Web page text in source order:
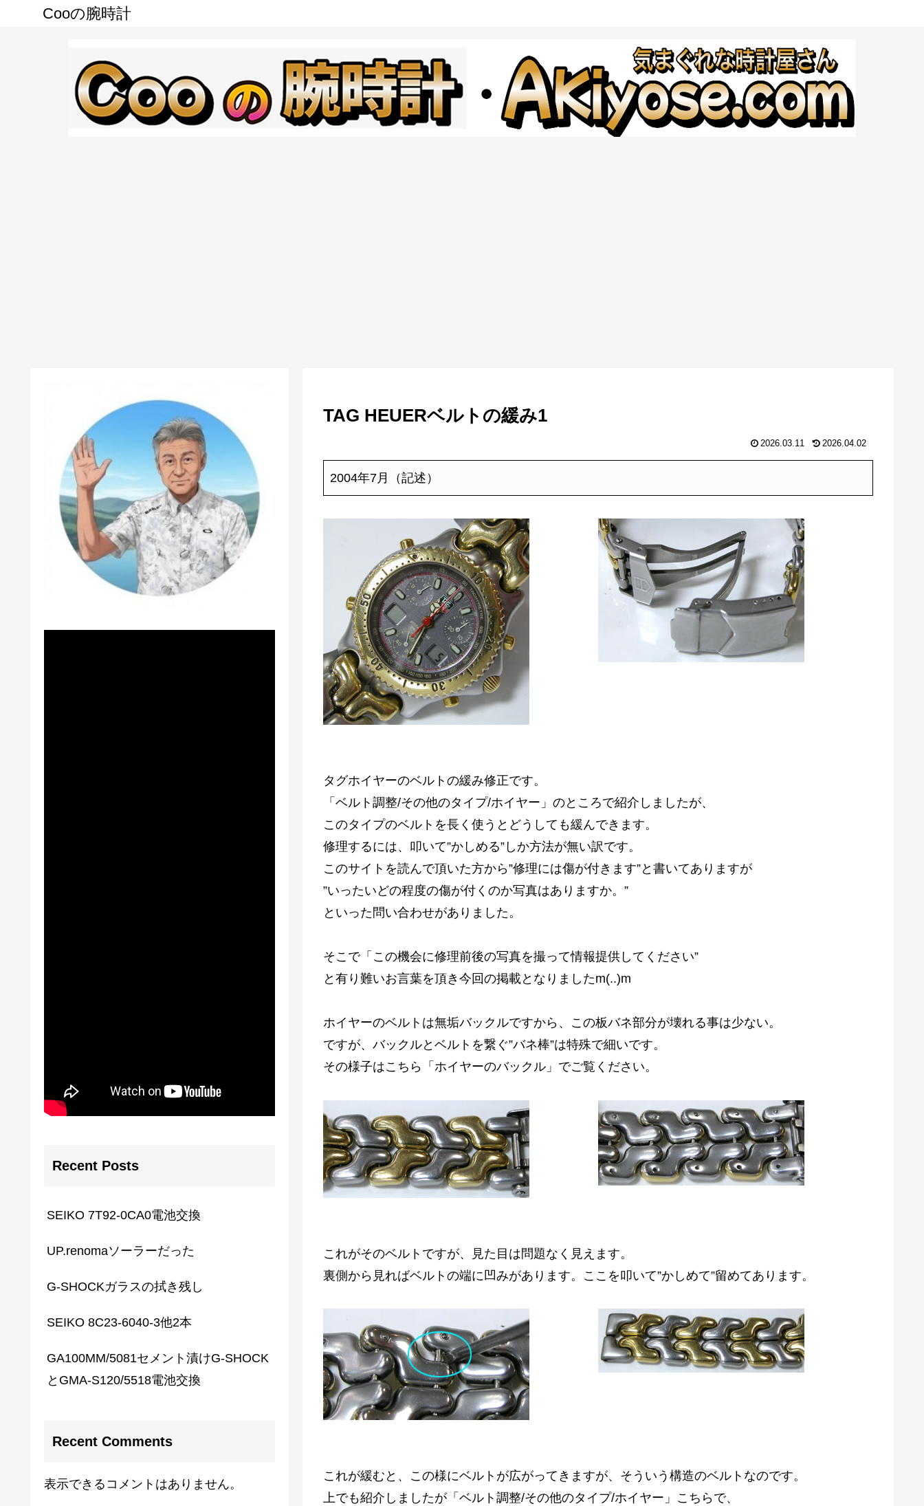
Cooの腕時計
TAG HEUERベルトの緩み1
2026.03.11 2026.04.02
2004年7月（記述）
タグホイヤーのベルトの緩み修正です。
「ベルト調整/その他のタイプ/ホイヤー」のところで紹介しましたが、
このタイプのベルトを長く使うとどうしても緩んできます。
修理するには、叩いて”かしめる”しか方法が無い訳です。
このサイトを読んで頂いた方から”修理には傷が付きます”と書いてありますが
”いったいどの程度の傷が付くのか写真はありますか。”
といった問い合わせがありました。
そこで「この機会に修理前後の写真を撮って情報提供してください”
と有り難いお言葉を頂き今回の掲載となりましたm(..)m
ホイヤーのベルトは無垢バックルですから、この板バネ部分が壊れる事は少ない。
ですが、バックルとベルトを繋ぐ”バネ棒”は特殊で細いです。
その様子はこちら「ホイヤーのバックル」でご覧ください。
これがそのベルトですが、見た目は問題なく見えます。
裏側から見ればベルトの端に凹みがあります。ここを叩いて”かしめて”留めてあります。
これが緩むと、この様にベルトが広がってきますが、そういう構造のベルトなのです。
上でも紹介しましたが「ベルト調整/その他のタイプ/ホイヤー」こちらで、
Recent Posts
SEIKO 7T92-0CA0電池交換
UP.renomaソーラーだった
G-SHOCKガラスの拭き残し
SEIKO 8C23-6040-3他2本
GA100MM/5081セメント漬けG-SHOCK
とGMA-S120/5518電池交換
Recent Comments
表示できるコメントはありません。